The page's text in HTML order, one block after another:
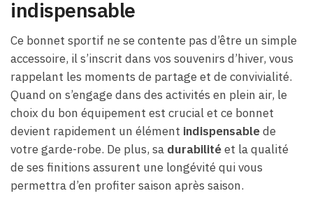
indispensable
Ce bonnet sportif ne se contente pas d’être un simple
accessoire, il s’inscrit dans vos souvenirs d’hiver, vous
rappelant les moments de partage et de convivialité.
Quand on s’engage dans des activités en plein air, le
choix du bon équipement est crucial et ce bonnet
devient rapidement un élément indispensablede
votre garde-robe. De plus, sa durabilitéet la qualité
de ses finitions assurent une longévité qui vous
permettra d’en profiter saison après saison.